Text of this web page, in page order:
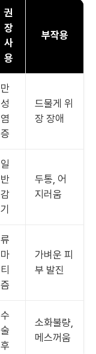
권
장
사
용
부작용
만
성
염
증
드물게 위
장 장애
일
반
감
기
두통, 어
지러움
류
마
티
즘
가벼운 피
부 발진
수
술
후
소화불량,
메스꺼움